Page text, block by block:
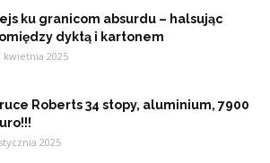
ku granicom absurdu – halsując
dyktą i kartonem
kwietnia 2025
Roberts 34 stopy, aluminium, 7900
2025